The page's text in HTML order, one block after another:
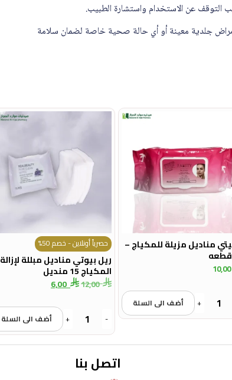
التوقف عن الاستخدام واستشارة الطبيب.
جلدية معينة أو أي حالة صحية خاصة لضمان سلامة
مناديل مزيلة للمكياج –
10,00
+ أضف الى السلة
حصرياً أونلاين - خصم 50%
ريل بيوتي مناديل مبللة لإزالة
المكياج 15 منديل
12,00
6,00
-
+ أضف الى السلة
اتصل بنا